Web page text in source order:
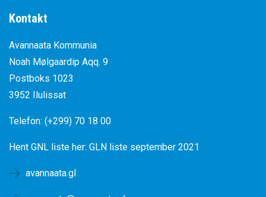
Kontakt
Avannaata Kommunia
Noah Mølgaardip Aqq. 9
Postboks 1023
3952 Ilulissat
Telefon: (+299) 70 18 00
Hent GNL liste her: GLN liste september 2021
avannaata.gl